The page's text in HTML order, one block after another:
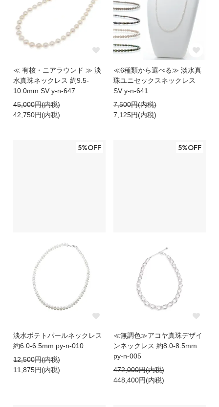
≪ 有核・ニアラウンド ≫ 淡
水真珠ネックレス 約9.5-
10.0mm SV y-n-647
45,000円(内税)
42,750円(内税)
≪6種類から選べる≫ 淡水真
珠ユニセックスネックレス
SV y-n-641
7,500円(内税)
7,125円(内税)
5%OFF
淡水ポテトパールネックレス
約6.0-6.5mm py-n-010
12,500円(内税)
11,875円(内税)
5%OFF
≪無調色≫アコヤ真珠デザイ
ンネックレス 約8.0-8.5mm
py-n-005
472,000円(内税)
448,400円(内税)